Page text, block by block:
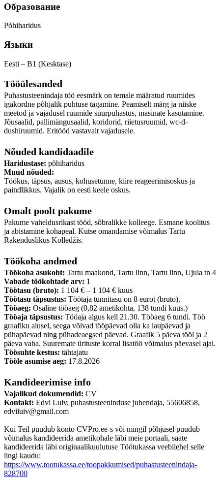
Образование
Põhiharidus
Языки
Eesti – B1 (Kesktase)
Tööülesanded
Puhastusteenindaja töö eesmärk on temale määratud ruumides
igakordne põhjalik puhtuse tagamine. Peamiselt märg ja niiske
meetod ja vajadusel ruumide suurpuhastus, masinate kasutamine.
Jõusaalid, pallimängusaalid, koridorid, riietusruumid, wc-d-
dushiruumid. Eritööd vastavalt vajadusele.
Nõuded kandidaadile
Haridustase: põhiharidus
Muud nõuded:
Töökus, täpsus, ausus, kohusetunne, kiire reageerimisoskus ja
paindlikkus. Vajalik on eesti keele oskus.
Omalt poolt pakume
Pakume vaheldusrikast tööd, sõbralikke kolleege. Esmane koolitus
ja abistamine kohapeal. Kutse omandamise võimalus Tartu
Rakenduslikus Kolledžis.
Töökoha andmed
Töökoha asukoht: Tartu maakond, Tartu linn, Tartu linn, Ujula tn 4
Vabade töökohtade arv: 1
Töötasu (bruto): 1 104 € – 1 104 € kuus
Töötasu täpsustus: Töötaja tunnitasu on 8 eurot (bruto).
Tööaeg: Osaline tööaeg (0,82 ametikohta, 138 tundi kuus.)
Tööaja täpsustus: Tööaja algus kell 21.30. Tööaeg 6 tundi. Töö
graafiku alusel, seega võivad tööpäevad olla ka laupäevad ja
pühapäevad ning pühadeaegsed päevad. Graafik 5 päeva tööl ja 2
päeva vaba. Suuremate ürituste korral lisatöö võimalus päevasel ajal.
Töösuhte kestus: tähtajatu
Tööle asumise aeg: 17.8.2026
Kandideerimise info
Vajalikud dokumendid: CV
Kontakt: Edvi Luiv, puhastusteeninduse juhendaja, 55606858,
edviluiv@gmail.com
Kui Teil puudub konto CVPro.ee-s või mingil põhjusel puudub
võimalus kandideerida ametikohale läbi meie portaali, saate
kandideerida läbi originaalikuulutuse Töötukassa veebilehel selle
lingi kaudu:
https://www.tootukassa.ee/toopakkumised/puhastusteenindaja-
828700